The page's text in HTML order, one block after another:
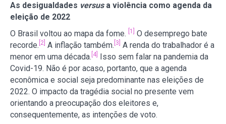
As desigualdades versus a violência como agenda da
eleição de 2022
O Brasil voltou ao mapa da fome.
[1]
O desemprego bate
recorde. [2] A inflação também. [3] A renda do trabalhador é a
menor em uma década. [4] Isso sem falar na pandemia da
Covid-19. Não é por acaso, portanto, que a agenda
econômica e social seja predominante nas eleições de
2022. O impacto da tragédia social no presente vem
orientando a preocupação dos eleitores e,
consequentemente, as intenções de voto.